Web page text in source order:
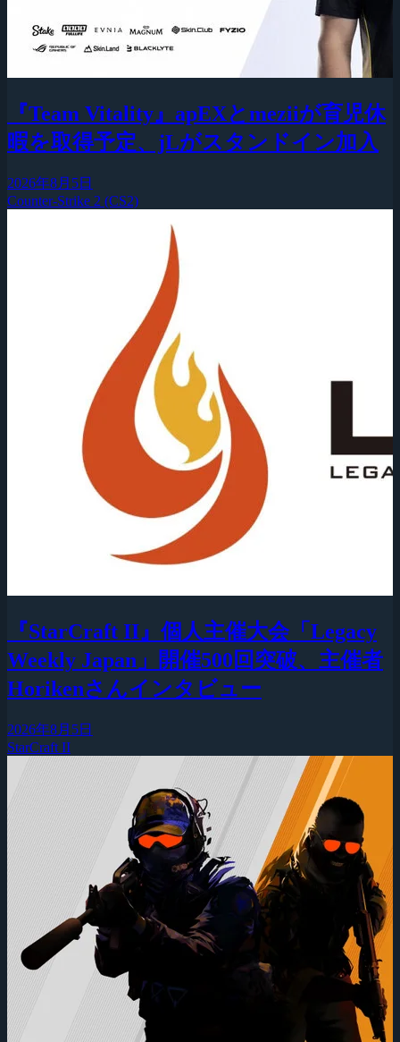
『Team Vitality』apEXとmeziiが育児休
暇を取得予定、jLがスタンドイン加入
2026年8月5日
Counter-Strike 2 (CS2)
『StarCraft II』個人主催大会「Legacy
Weekly Japan」開催500回突破、主催者
Horikenさんインタビュー
2026年8月5日
StarCraft II